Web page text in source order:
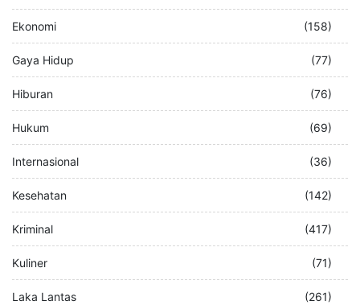
Ekonomi (158)
Gaya Hidup (77)
Hiburan (76)
Hukum (69)
Internasional (36)
Kesehatan (142)
Kriminal (417)
Kuliner (71)
Laka Lantas (261)